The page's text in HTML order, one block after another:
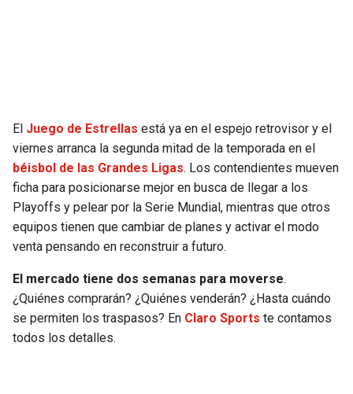
CARDINALS
RAMS
49ERS
SEAHAWKS
BEARS
LIONS
MAVERICKS
ROCKETS
GRIZZLIES
PELICANS
SPURS
NUGGETS
El Juego de Estrellas está ya en el espejo retrovisor y el
viernes arranca la segunda mitad de la temporada en el
béisbol de las Grandes Ligas. Los contendientes mueven
ficha para posicionarse mejor en busca de llegar a los
Playoffs y pelear por la Serie Mundial, mientras que otros
equipos tienen que cambiar de planes y activar el modo
venta pensando en reconstruir a futuro.
El mercado tiene dos semanas para moverse.
¿Quiénes comprarán? ¿Quiénes venderán? ¿Hasta cuándo
se permiten los traspasos? En Claro Sports te contamos
todos los detalles.